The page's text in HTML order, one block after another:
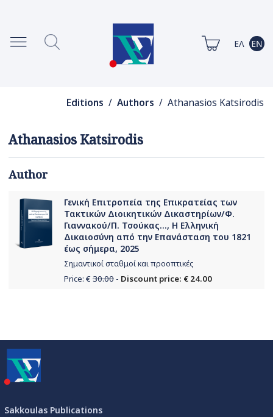
Editions / Authors / Athanasios Katsirodis
Athanasios Katsirodis
Author
Γενική Επιτροπεία της Επικρατείας των
Τακτικών Διοικητικών Δικαστηρίων/Φ.
Γιαννακού/Π. Τσούκας..., Η Ελληνική
Δικαιοσύνη από την Eπανάσταση του 1821
έως σήμερα, 2025
Σημαντικοί σταθμοί και προοπτικές
Price: € 30.00 - Discount price: € 24.00
Sakkoulas Publications